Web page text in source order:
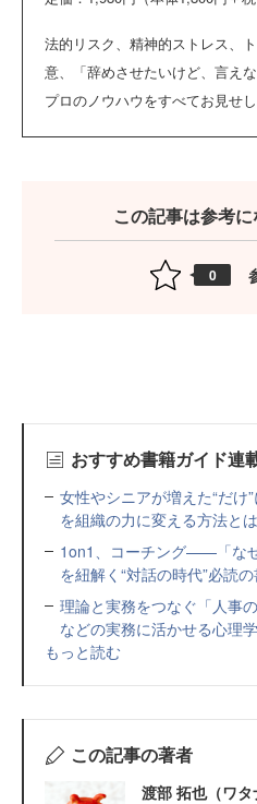
法的リスク、精神的ストレス、
意、「辞めさせたいけど、言え
プロのノウハウをすべてお見せし
この記事は参考
0
おすすめ書籍ガイド連
女性やシニアが増えた“だけ
を組織の力に変える方法と
1on1、コーチング——「な
を紐解く“対話の時代”必読
理論と実務をつなぐ「人事
などの実務に活かせる心理
もっと読む
この記事の著者
渡部 拓也（ワタ